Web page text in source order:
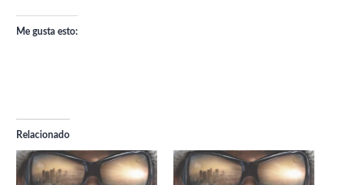
Me gusta esto:
Relacionado